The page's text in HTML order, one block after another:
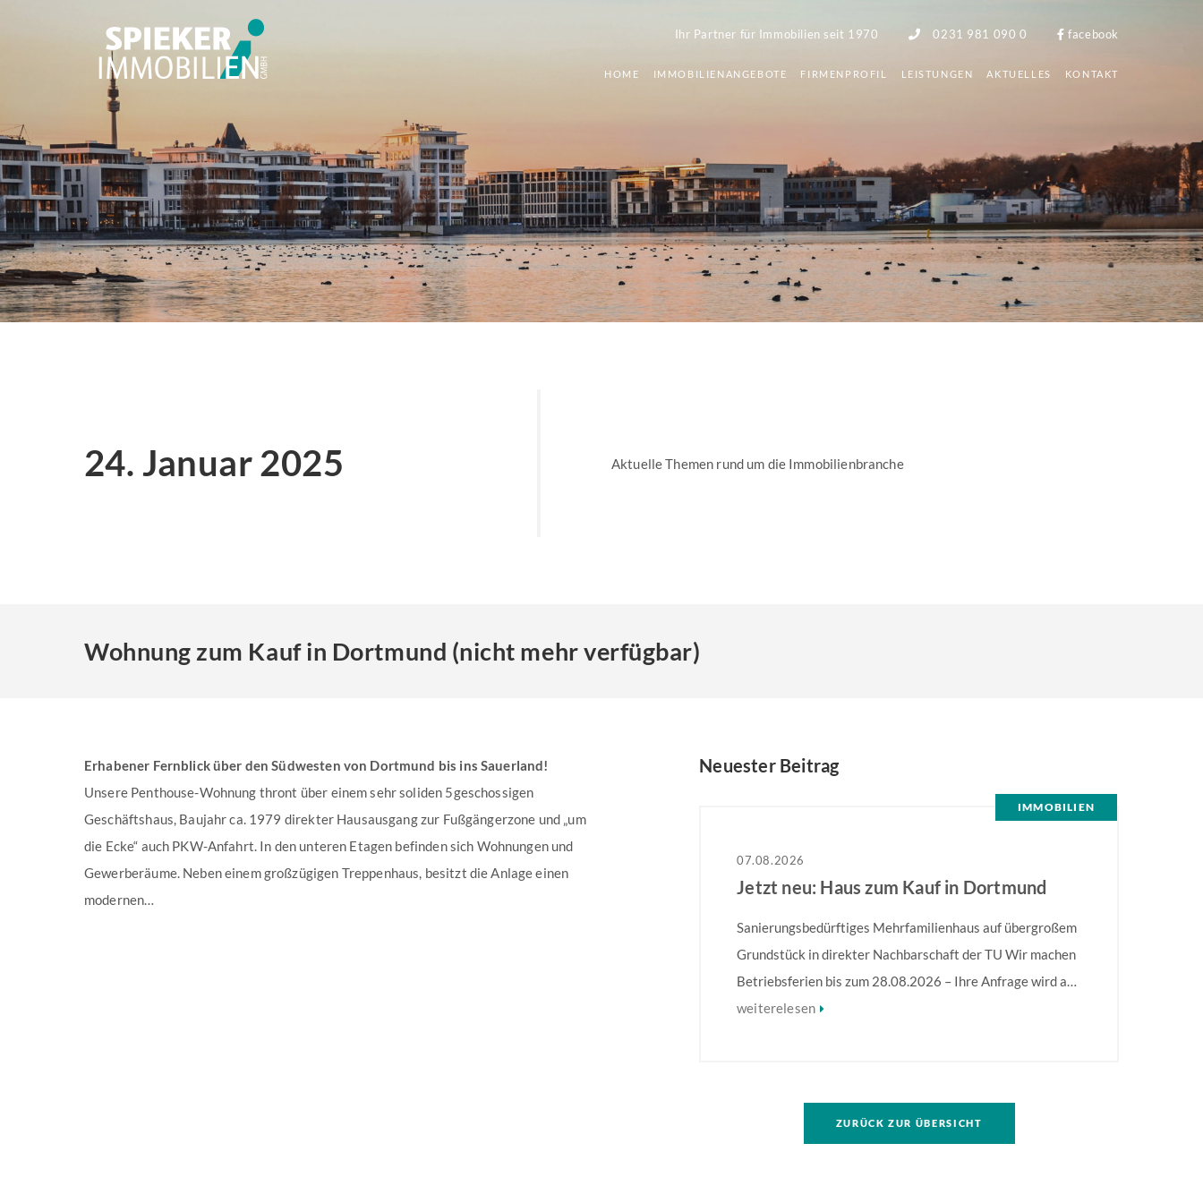
Ihr Partner für Immobilien seit 1970 0231 981 090 0 facebook
HOME IMMOBILIENANGEBOTE FIRMENPROFIL LEISTUNGEN AKTUELLES KONTAKT
24. Januar 2025 Aktuelle Themen rund um die Immobilienbranche
Wohnung zum Kauf in Dortmund (nicht mehr verfügbar)
Erhabener Fernblick über den Südwesten von Dortmund bis ins Sauerland!
Unsere Penthouse-Wohnung thront über einem sehr soliden 5geschossigen
Geschäftshaus, Baujahr ca. 1979 direkter Hausausgang zur Fußgängerzone und „um
die Ecke“ auch PKW-Anfahrt. In den unteren Etagen befinden sich Wohnungen und
Gewerberäume. Neben einem großzügigen Treppenhaus, besitzt die Anlage einen
modernen…
Neuester Beitrag
IMMOBILIEN
07.08.2026
Jetzt neu: Haus zum Kauf in Dortmund
Sanierungsbedürftiges Mehrfamilienhaus auf übergroßem
Grundstück in direkter Nachbarschaft der TU Wir machen
Betriebsferien bis zum 28.08.2026 – Ihre Anfrage wird ab
dem 31.08.2026 bearbeitet! Sanierungsbedürftiges
Weitere Informationen finden Sie im Exposé.
weiterelesen
ZURÜCK ZUR ÜBERSICHT